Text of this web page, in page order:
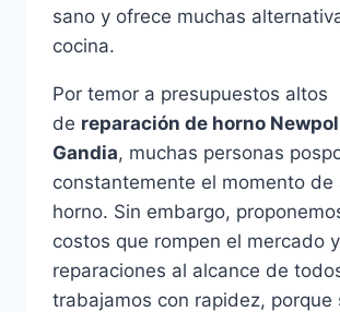
sano y ofrece muchas
cocina.
Por temor a presupuestos altos
de reparación de horno
Gandia, muchas personas
constantemente el momento de
horno. Sin embargo,
costos que rompen el mercado
reparaciones al alcance de
trabajamos con rapidez, porque